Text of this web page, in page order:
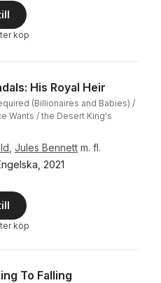
köp
His Royal Heir
(Billionaires and Babies) /
Wants / the Desert King's
Jules Bennett m. fl.
2021
köp
To Falling